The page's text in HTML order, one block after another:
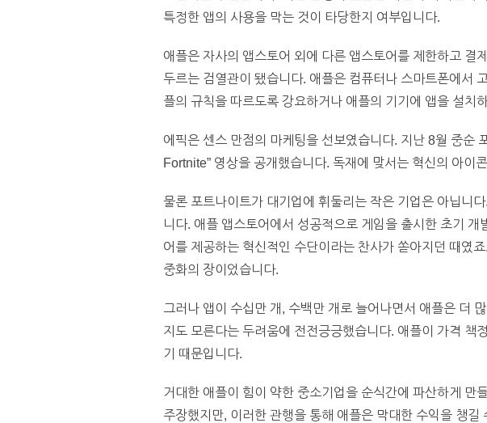
특정한 앱의 사용을 막는 것이 타당한지 여부입니다.
애플은 자사의 앱스토어 외에 다른 앱스토어를 제한하고 결
두르는 검열관이 됐습니다. 애플은 컴퓨터나 스마트폰에서
플의 규칙을 따르도록 강요하거나 애플의 기기에 앱을 설치
에픽은 센스 만점의 마케팅을 선보였습니다. 지난 8월 중순
Fortnite” 영상을 공개했습니다. 독재에 맞서는 혁신의 아이
물론 포트나이트가 대기업에 휘둘리는 작은 기업은 아닙니
니다. 애플 앱스토어에서 성공적으로 게임을 출시한 초기
어를 제공하는 혁신적인 수단이라는 찬사가 쏟아지던 때였
중화의 장이었습니다.
그러나 앱이 수십만 개, 수백만 개로 늘어나면서 애플은 더
지도 모른다는 두려움에 전전긍긍했습니다. 애플이 가격 책
기 때문입니다.
거대한 애플이 힘이 약한 중소기업을 순식간에 파산하게
주장했지만, 이러한 관행을 통해 애플은 막대한 수익을 챙